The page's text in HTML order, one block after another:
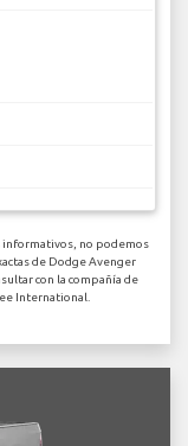
informativos, no podemos
de Dodge Avenger
con la compañía de
International.